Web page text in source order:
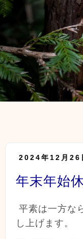
2024年12月26
年末年始
平素は一方な
し上げます。